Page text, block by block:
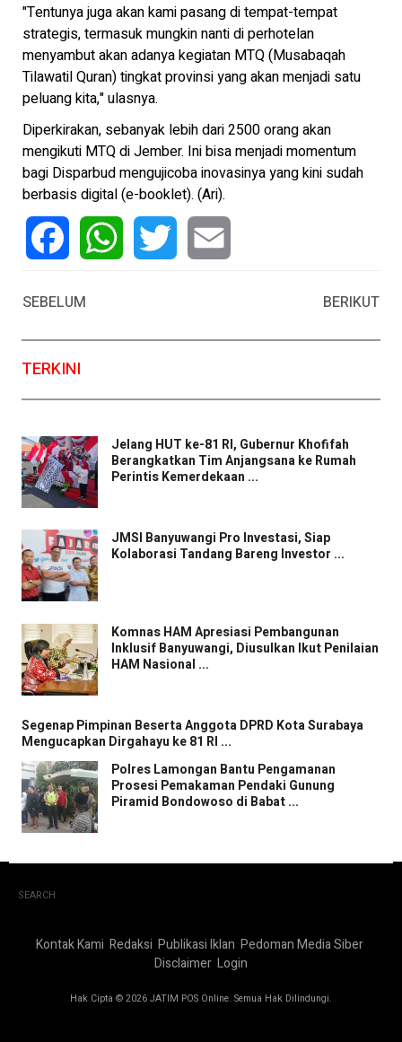
"Tentunya juga akan kami pasang di tempat-tempat
strategis, termasuk mungkin nanti di perhotelan
menyambut akan adanya kegiatan MTQ (Musabaqah
Tilawatil Quran) tingkat provinsi yang akan menjadi satu
peluang kita," ulasnya.
Diperkirakan, sebanyak lebih dari 2500 orang akan
mengikuti MTQ di Jember. Ini bisa menjadi momentum
bagi Disparbud mengujicoba inovasinya yang kini sudah
berbasis digital (e-booklet). (Ari).
SEBELUM
BERIKUT
TERKINI
Jelang HUT ke-81 RI, Gubernur Khofifah
Berangkatkan Tim Anjangsana ke Rumah
Perintis Kemerdekaan ...
JMSI Banyuwangi Pro Investasi, Siap
Kolaborasi Tandang Bareng Investor ...
Komnas HAM Apresiasi Pembangunan
Inklusif Banyuwangi, Diusulkan Ikut Penilaian
HAM Nasional ...
Segenap Pimpinan Beserta Anggota DPRD Kota Surabaya
Mengucapkan Dirgahayu ke 81 RI ...
Polres Lamongan Bantu Pengamanan
Prosesi Pemakaman Pendaki Gunung
Piramid Bondowoso di Babat ...
SEARCH
Kontak Kami Redaksi Publikasi Iklan Pedoman Media Siber
Disclaimer Login
Hak Cipta © 2026 JATIM POS Online. Semua Hak Dilindungi.